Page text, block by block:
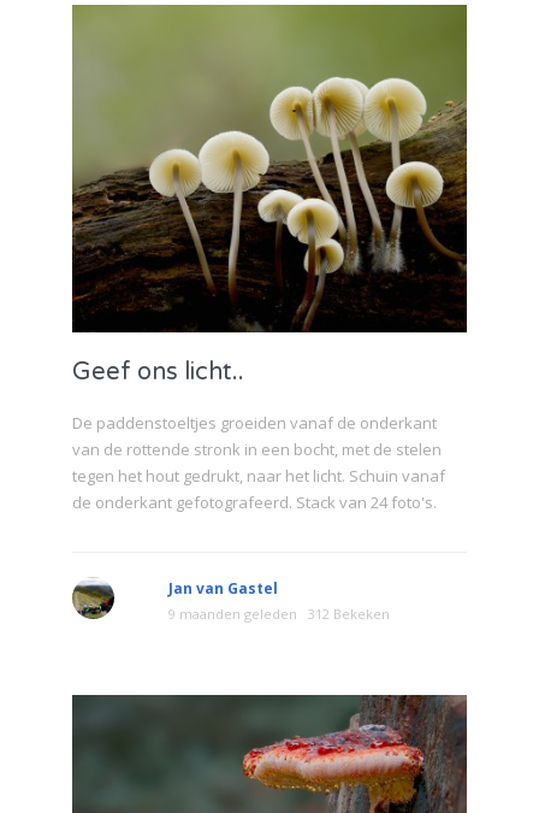
Geef ons licht..
De paddenstoeltjes groeiden vanaf de onderkant
van de rottende stronk in een bocht, met de stelen
tegen het hout gedrukt, naar het licht. Schuin vanaf
de onderkant gefotografeerd. Stack van 24 foto's.
Jan van Gastel
9 maanden geleden 312 Bekeken